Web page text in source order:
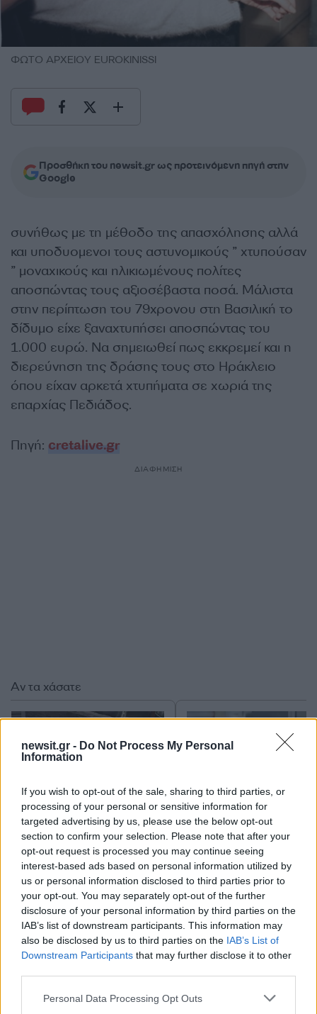
newsit.gr - Do Not Process My Personal
Information
If you wish to opt-out of the sale, sharing to third parties, or
processing of your personal or sensitive information for
targeted advertising by us, please use the below opt-out
section to confirm your selection. Please note that after your
opt-out request is processed you may continue seeing
interest-based ads based on personal information utilized by
us or personal information disclosed to third parties prior to
your opt-out. You may separately opt-out of the further
disclosure of your personal information by third parties on the
IAB’s list of downstream participants. This information may
also be disclosed by us to third parties on the IAB’s List of
Downstream Participants that may further disclose it to other
Please note that this website/app uses one or more Google
Personal Data Processing Opt Outs
ΦΩΤΟ ΑΡΧΕΙΟΥ EUROKINISSI
Προσθήκη του newsit.gr ως προτεινόμενη πηγή στην
Google
συνήθως με τη μέθοδο της απασχόλησης αλλά
και υποδυομενοι τους αστυνομικούς ” χτυπούσαν
” μοναχικούς και ηλικιωμένους πολίτες
αποσπώντας τους αξιοσέβαστα ποσά. Μάλιστα
στην περίπτωση του 79χρονου στη Βασιλική το
δίδυμο είχε ξαναχτυπήσει αποσπώντας του
1.000 ευρώ. Να σημειωθεί πως εκκρεμεί και η
διερεύνηση της δράσης τους στο Ηράκλειο
όπου είχαν αρκετά χτυπήματα σε χωριά της
επαρχίας Πεδιάδος.
Πηγή: cretalive.gr
ΔΙΑΦΗΜΙΣΗ
Σχόλια
Αν τα χάσατε
Σοκαριστική υπόθεση στην
Κρήτη: Τουρίστας ρωτούσε
πόσο να πληρώσει για να
ασελγήσει σε 10χρονο
κορίτσι - Το παιδί καθόταν
αμέριμνο σε αυλή
επιχείρησης
Μυστράς: Αλλαγή
υπερασπιστική
55χρονου που έκρυψε
νεκρό πατέρα του
καταψύκτη – Η
στους γονείς και η
διαφωνία με την
του